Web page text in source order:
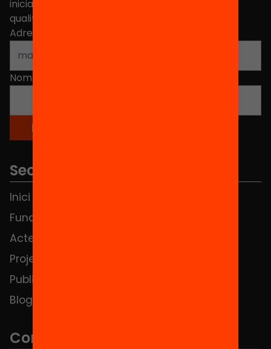
iniciatives, propostes i projectes per millorar la
qualitat de l'educació a Catalunya.
Adreça electrònica
Nom
Seccions
Inici
Fundació
Actes
Projectes
Publicacions i vídeos
Blog
Contacte